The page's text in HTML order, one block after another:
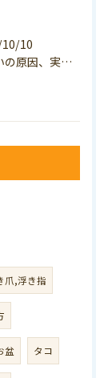
10
足の臭いの原因、実は巻き爪かも？ニオイ対策と予防のポイントも解説！
爪,浮き指
盆 タコ